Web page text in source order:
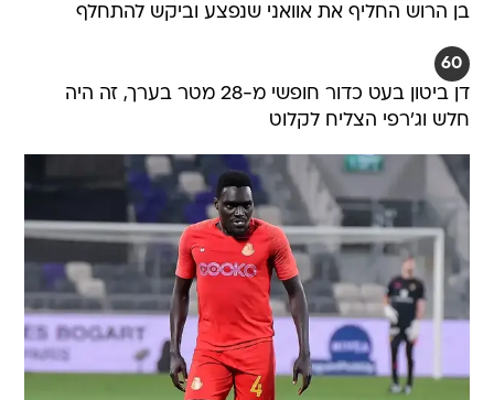
בן הרוש החליף את אוואני שנפצע וביקש להתחלף
60
דן ביטון בעט כדור חופשי מ-28 מטר בערך, זה היה
חלש וג'רפי הצליח לקלוט